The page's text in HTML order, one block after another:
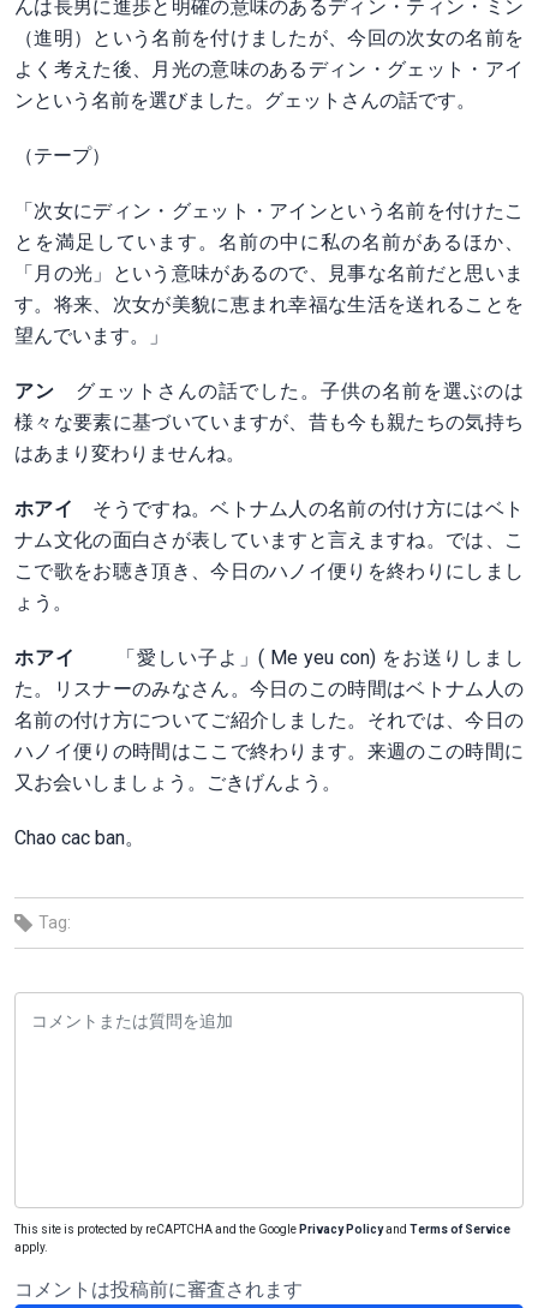
んは長男に進歩と明確の意味のあるディン・ティン・ミン
（進明）という名前を付けましたが、今回の次女の名前を
よく考えた後、月光の意味のあるディン・グェット・アイ
ンという名前を選びました。グェットさんの話です。
（テープ）
「次女にディン・グェット・アインという名前を付けたこ
とを満足しています。名前の中に私の名前があるほか、
「月の光」という意味があるので、見事な名前だと思いま
す。将来、次女が美貌に恵まれ幸福な生活を送れることを
望んでいます。」
アン グェットさんの話でした。子供の名前を選ぶのは
様々な要素に基づいていますが、昔も今も親たちの気持ち
はあまり変わりませんね。
ホアイ
そうですね。ベトナム人の名前の付け方にはベト
ナム文化の面白さが表していますと言えますね。では、こ
こで歌をお聴き頂き、今日のハノイ便りを終わりにしまし
ょう。
ホアイ
「愛しい子よ」( Me yeu con) をお送りしまし
た。リスナーのみなさん。今日のこの時間はベトナム人の
名前の付け方についてご紹介しました。それでは、今日の
ハノイ便りの時間はここで終わります。来週のこの時間に
又お会いしましょう。ごきげんよう。
Chao cac ban。
Tag:
This site is protected by reCAPTCHA and the Google Privacy Policyand Terms of Service
apply.
コメントは投稿前に審査されます